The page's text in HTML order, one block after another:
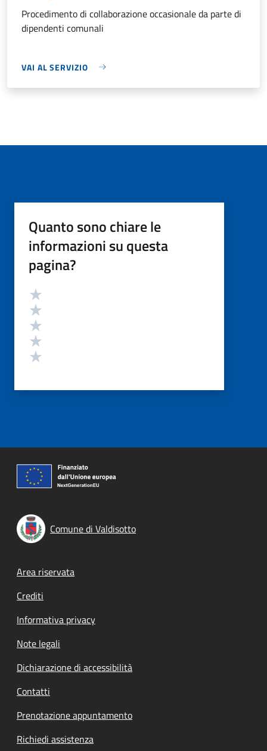
Procedimento di collaborazione occasionale da parte di
dipendenti comunali
VAI AL SERVIZIO
Quanto sono chiare le
informazioni su questa
pagina?
Valutazione
Comune di Valdisotto
Footer menu
Area riservata
Crediti
Informativa privacy
Note legali
Dichiarazione di accessibilità
Contatti
Prenotazione appuntamento
Richiedi assistenza